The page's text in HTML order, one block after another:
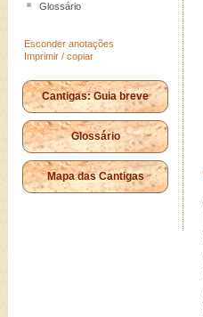
Glossário
Esconder anotações
Imprimir / copiar
Cantigas: Guia breve
Glossário
Mapa das Cantigas